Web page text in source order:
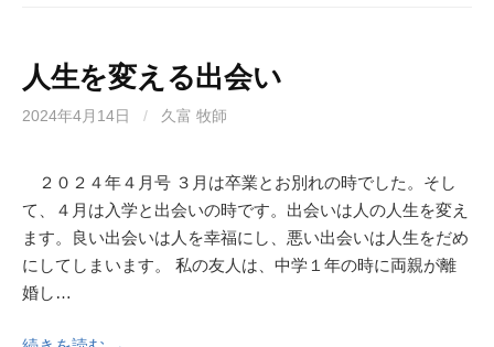
人生を変える出会い
2024年4月14日 / 久富 牧師
２０２４年４月号 ３月は卒業とお別れの時でした。そし
て、４月は入学と出会いの時です。出会いは人の人生を変え
ます。良い出会いは人を幸福にし、悪い出会いは人生をだめ
にしてしまいます。 私の友人は、中学１年の時に両親が離
婚し…